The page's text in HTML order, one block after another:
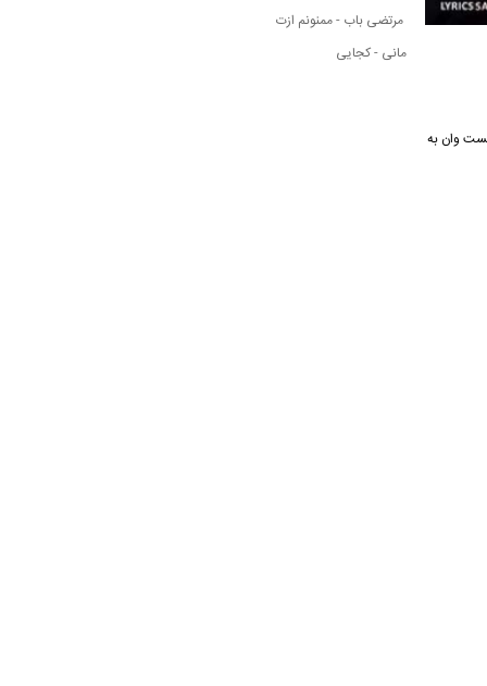
نکست وان به
مرتضی باب - ممنونم ازت
مانی - کجایی